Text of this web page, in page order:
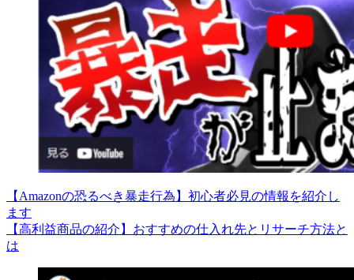
【Amazonの恐るべき暴走行為】初心者必見の情報を紹介し
ます
【高利益商品の紹介】おすすめの仕入れ先とリサーチ方法と
は